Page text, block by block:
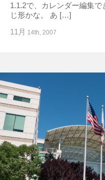
1.1.2で、カレンダー編集
じ形かな。 あ […]
11月 14th, 2007